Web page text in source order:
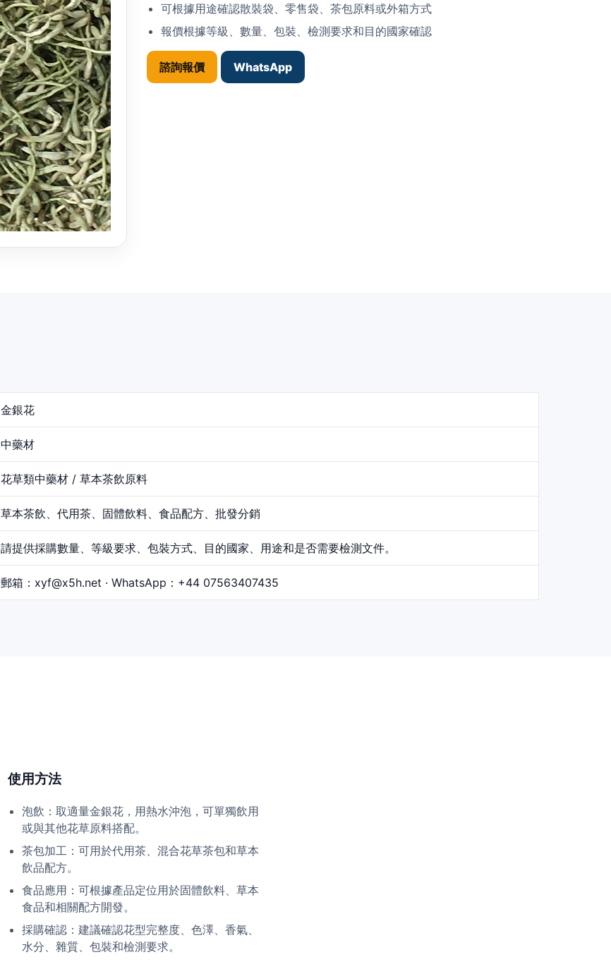
可根據用途確認散裝袋、零售袋、茶包原料或外箱方式
報價根據等級、數量、包裝、檢測要求和目的國家確認
諮詢報價 WhatsApp
金銀花
中藥材
花草類中藥材 / 草本茶飲原料
草本茶飲、代用茶、固體飲料、食品配方、批發分銷
請提供採購數量、等級要求、包裝方式、目的國家、用途和是否需要檢測文件。
郵箱： xyf@x5h.net · WhatsApp： +44 07563407435
使用方法
泡飲：取適量金銀花，用熱水沖泡，可單獨飲用
或與其他花草原料搭配。
茶包加工：可用於代用茶、混合花草茶包和草本
飲品配方。
食品應用：可根據產品定位用於固體飲料、草本
食品和相關配方開發。
採購確認：建議確認花型完整度、色澤、香氣、
水分、雜質、包裝和檢測要求。